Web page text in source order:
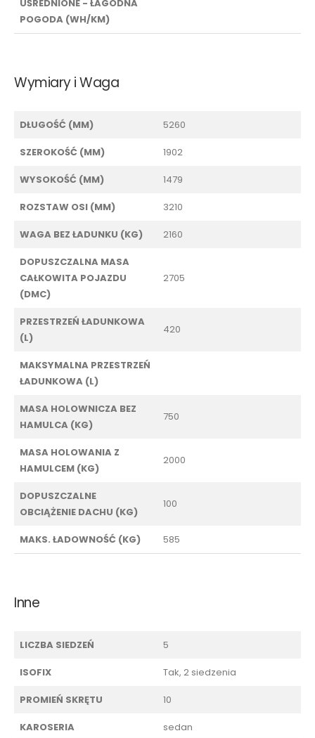
UŚREDNIONE - ŁAGODNA
POGODA (WH/KM)
Wymiary i Waga
DŁUGOŚĆ (MM) 5260
SZEROKOŚĆ (MM) 1902
WYSOKOŚĆ (MM) 1479
ROZSTAW OSI (MM) 3210
WAGA BEZ ŁADUNKU (KG) 2160
DOPUSZCZALNA MASA
CAŁKOWITA POJAZDU
(DMC)
2705
PRZESTRZEŃ ŁADUNKOWA
(L)
420
MAKSYMALNA PRZESTRZEŃ
ŁADUNKOWA (L)
MASA HOLOWNICZA BEZ
HAMULCA (KG)
750
MASA HOLOWANIA Z
HAMULCEM (KG)
2000
DOPUSZCZALNE
OBCIĄŻENIE DACHU (KG)
100
MAKS. ŁADOWNOŚĆ (KG) 585
Inne
LICZBA SIEDZEŃ 5
ISOFIX Tak, 2 siedzenia
PROMIEŃ SKRĘTU 10
KAROSERIA sedan